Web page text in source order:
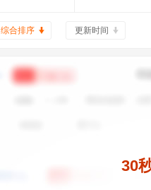
综合排序 更新时间
30